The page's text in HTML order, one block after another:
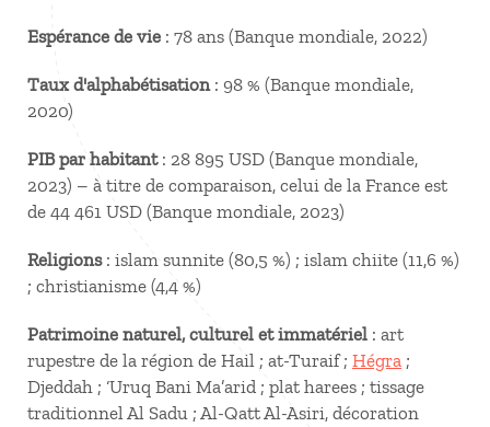
Espérance de vie : 78 ans (Banque mondiale, 2022)
Taux d'alphabétisation: 98 % (Banque mondiale,
2020)
PIB par habitant: 28 895 USD (Banque mondiale,
2023) – à titre de comparaison, celui de la France est
de 44 461 USD (Banque mondiale, 2023)
Religions: islam sunnite (80,5 %) ; islam chiite (11,6 %)
; christianisme (4,4 %)
Patrimoine naturel, culturel et immatériel : art
rupestre de la région de Hail ; at-Turaif ; Hégra ;
Djeddah ; ‘Uruq Bani Ma’arid ; plat harees ; tissage
traditionnel Al Sadu ; Al-Qatt Al-Asiri, décoration